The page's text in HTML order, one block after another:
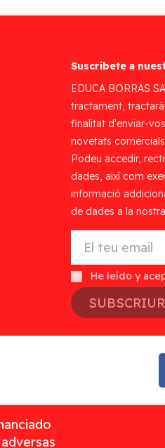
Suscríbete a
EDUCA BORRAS
tractament,
finalitat d'enviar-
novetats
Podeu accedir,
dades, així com
informació
de dades a la
He leído y